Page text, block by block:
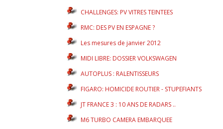
CHALLENGES: PV VITRES TEINTEES
RMC: DES PV EN ESPAGNE ?
Les mesures de janvier 2012
MIDI LIBRE: DOSSIER VOLKSWAGEN
AUTOPLUS : RALENTISSEURS
FIGARO: HOMICIDE ROUTIER - STUPEFIANTS
JT FRANCE 3 : 10 ANS DE RADARS ..
M6 TURBO CAMERA EMBARQUEE